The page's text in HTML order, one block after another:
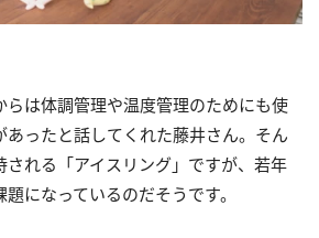
らは体調管理や温度管理のためにも使
あったと話してくれた藤井さん。そん
される「アイスリング」ですが、若年
になっているのだそうです。